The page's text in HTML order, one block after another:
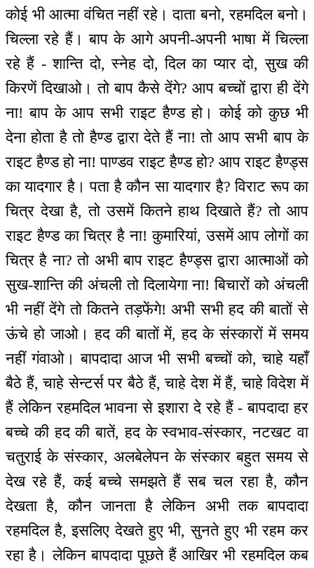
कोई भी आत्मा वंचित नहीं रहे। दाता बनो, रहमदिल बनो।
चिल्ला रहे हैं। बाप के आगे अपनी-अपनी भाषा में चिल्ला
रहे हैं - शान्ति दो, स्नेह दो, दिल का प्यार दो, सुख की
किरणें दिखाओ। तो बाप कैसे देंगे? आप बच्चों द्वारा ही देंगे
ना! बाप के आप सभी राइट हैण्ड हो। कोई को कुछ भी
देना होता है तो हैण्ड द्वारा देते हैं ना! तो आप सभी बाप के
राइट हैण्ड हो ना! पाण्डव राइट हैण्ड हो? आप राइट हैण्ड्स
का यादगार है। पता है कौन सा यादगार है? विराट रूप का
चित्र देखा है, तो उसमें कितने हाथ दिखाते हैं? तो आप
राइट हैण्ड का चित्र है ना! कुमारियां, उसमें आप लोगों का
चित्र है ना? तो अभी बाप राइट हैण्ड्स द्वारा आत्माओं को
सुख-शान्ति की अंचली तो दिलायेगा ना! बिचारों को अंचली
भी नहीं देंगे तो कितने तड़फेंगे! अभी सभी हद की बातों से
ऊंचे हो जाओ। हद की बातों में, हद के संस्कारों में समय
नहीं गंवाओ। बापदादा आज भी सभी बच्चों को, चाहे यहाँ
बैठे हैं, चाहे सेन्टर्स पर बैठे हैं, चाहे देश में हैं, चाहे विदेश में
हैं लेकिन रहमदिल भावना से इशारा दे रहे हैं - बापदादा हर
बच्चे की हद की बातें, हद के स्वभाव-संस्कार, नटखट वा
चतुराई के संस्कार, अलबेलेपन के संस्कार बहुत समय से
देख रहे हैं, कई बच्चे समझते हैं सब चल रहा है, कौन
देखता है, कौन जानता है लेकिन अभी तक बापदादा
रहमदिल है, इसलिए देखते हुए भी, सुनते हुए भी रहम कर
रहा है। लेकिन बापदादा पूछते हैं आखिर भी रहमदिल कब